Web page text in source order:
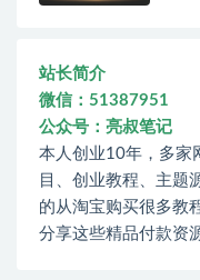
站长简介
微信：51387951
公众号：亮叔笔记
本人创业10年，多家
目、创业教程、主题
的从淘宝购买很多教
分享这些精品付款资